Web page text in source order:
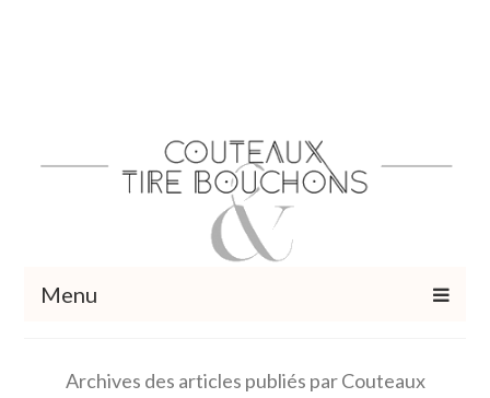
Menu
Archives des articles publiés par Couteaux